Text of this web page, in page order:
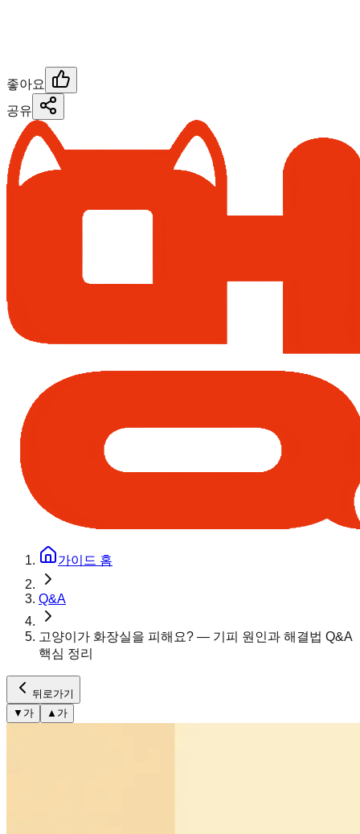
좋아요
공유
가이드 홈
Q&A
고양이가 화장실을 피해요? — 기피 원인과 해결법 Q&A
핵심 정리
뒤로가기
▼ 가 ▲ 가